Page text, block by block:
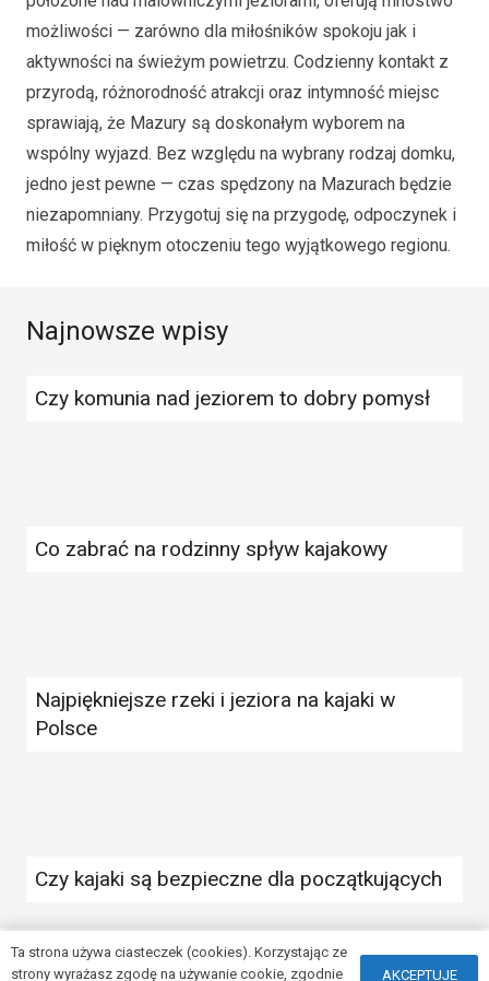
możliwości — zarówno dla miłośników spokoju jak i
aktywności na świeżym powietrzu. Codzienny kontakt z
przyrodą, różnorodność atrakcji oraz intymność miejsc
sprawiają, że Mazury są doskonałym wyborem na
wspólny wyjazd. Bez względu na wybrany rodzaj domku,
jedno jest pewne — czas spędzony na Mazurach będzie
niezapomniany. Przygotuj się na przygodę, odpoczynek i
miłość w pięknym otoczeniu tego wyjątkowego regionu.
Najnowsze wpisy
Czy komunia nad jeziorem to dobry pomysł
Co zabrać na rodzinny spływ kajakowy
Najpiękniejsze rzeki i jeziora na kajaki w
Polsce
Czy kajaki są bezpieczne dla początkujących
Ta strona używa ciasteczek (cookies). Korzystając ze
strony wyrażasz zgodę na używanie cookie, zgodnie
AKCEPTUJE